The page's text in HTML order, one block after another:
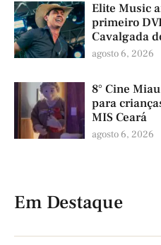
Elite Music
primeiro
Cavalgada
agosto 6, 2026
8° Cine
para
MIS Ceará
agosto 6, 2026
Em Destaque